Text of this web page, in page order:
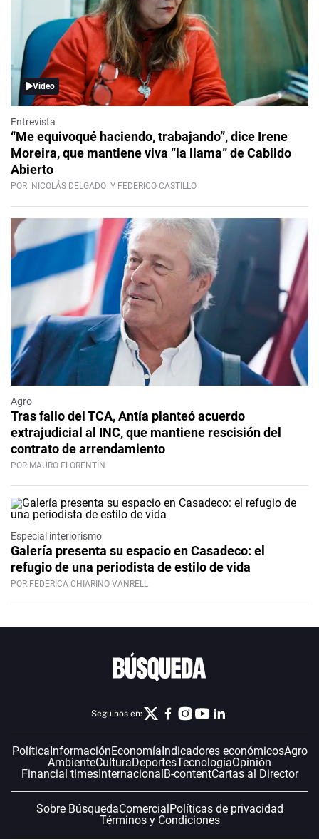
Video
Entrevista
“Me equivoqué haciendo, trabajando”, dice Irene
Moreira, que mantiene viva “la llama” de Cabildo
Abierto
POR NICOLÁS DELGADO Y FEDERICO CASTILLO
Agro
Tras fallo del TCA, Antía planteó acuerdo
extrajudicial al INC, que mantiene rescisión del
contrato de arrendamiento
POR MAURO FLORENTÍN
Especial interiorismo
Galería presenta su espacio en Casadeco: el
refugio de una periodista de estilo de vida
POR FEDERICA CHIARINO VANRELL
Seguinos en:
PolíticaInformaciónEconomíaIndicadores económicosAgro
AmbienteCulturaDeportesTecnologíaOpinión
Financial timesInternacionalB-contentCartas al Director
Sobre BúsquedaComercialPolíticas de privacidad
Términos y Condiciones